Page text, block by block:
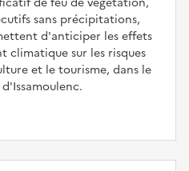
sans précipitations,
d'anticiper les effets
climatique sur les risques
et le tourisme, dans le